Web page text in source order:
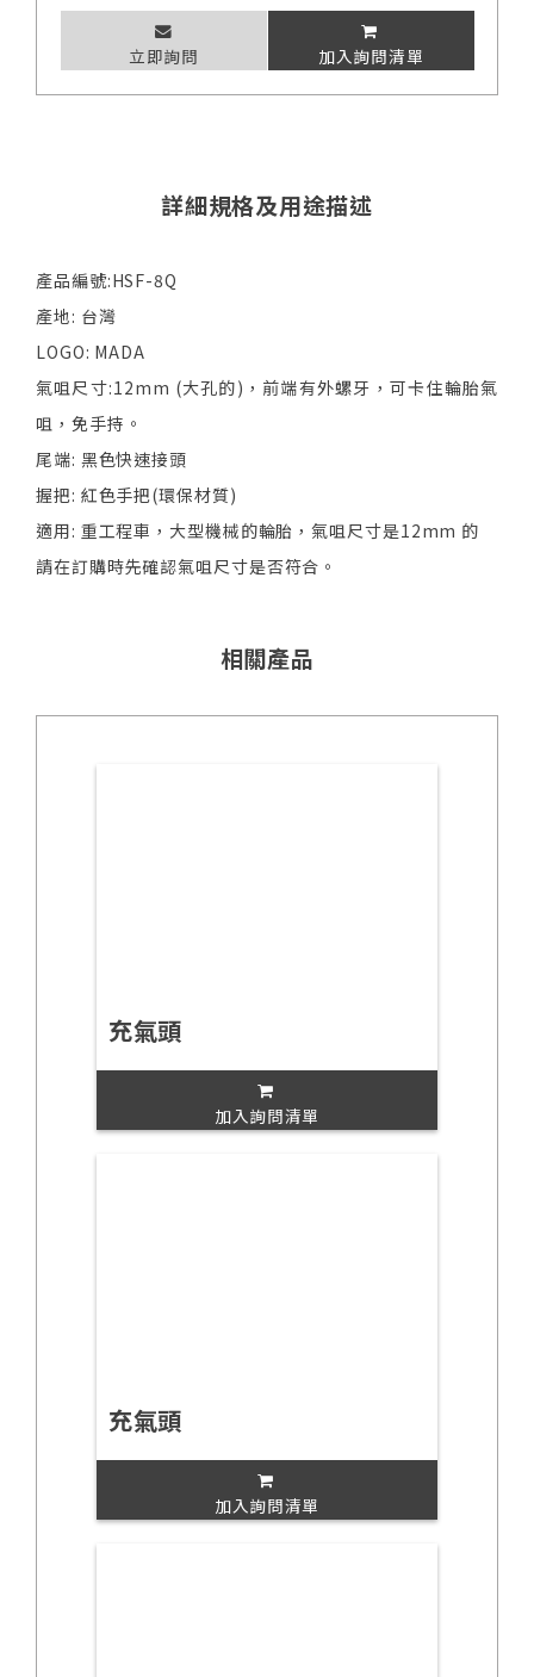
立即詢問 加入詢問清單
詳細規格及用途描述
產品編號:HSF-8Q
產地: 台灣
LOGO: MADA
氣咀尺寸:12mm (大孔的)，前端有外螺牙，可卡住輪胎氣
咀，免手持。
尾端: 黑色快速接頭
握把: 紅色手把(環保材質)
適用: 重工程車，大型機械的輪胎，氣咀尺寸是12mm 的
請在訂購時先確認氣咀尺寸是否符合。
相關產品
充氣頭
加入詢問清單
充氣頭
加入詢問清單